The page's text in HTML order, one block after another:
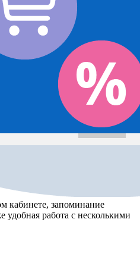
кабинете, запоминание
удобная работа с несколькими